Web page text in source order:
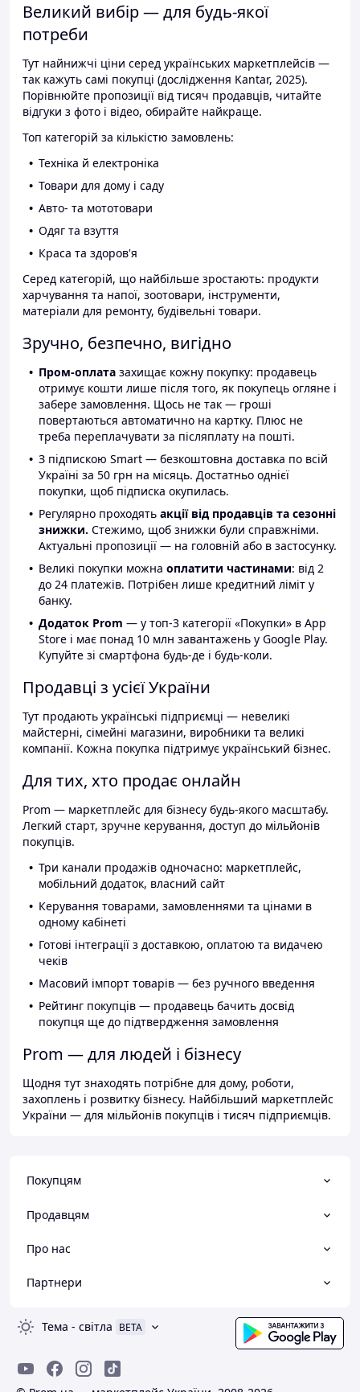
Великий вибір — для будь-якої
потреби
Тут найнижчі ціни серед українських маркетплейсів —
так кажуть самі покупці (дослідження Kantar, 2025).
Порівнюйте пропозиції від тисяч продавців, читайте
відгуки з фото і відео, обирайте найкраще.
Топ категорій за кількістю замовлень:
Техніка й електроніка
Товари для дому і саду
Авто- та мототовари
Одяг та взуття
Краса та здоров'я
Серед категорій, що найбільше зростають: продукти
харчування та напої, зоотовари, інструменти,
матеріали для ремонту, будівельні товари.
Зручно, безпечно, вигідно
Пром-оплата захищає кожну покупку: продавець
отримує кошти лише після того, як покупець огляне і
забере замовлення. Щось не так — гроші
повертаються автоматично на картку. Плюс не
треба переплачувати за післяплату на пошті.
З підпискою Smart — безкоштовна доставка по всій
Україні за 50 грн на місяць. Достатньо однієї
покупки, щоб підписка окупилась.
Регулярно проходять акції від продавців та сезонні
знижки. Стежимо, щоб знижки були справжніми.
Актуальні пропозиції — на головній або в застосунку.
Великі покупки можна оплатити частинами: від 2
до 24 платежів. Потрібен лише кредитний ліміт у
банку.
Додаток Prom — у топ-3 категорії «Покупки» в App
Store і має понад 10 млн завантажень у Google Play.
Купуйте зі смартфона будь-де і будь-коли.
Продавці з усієї України
Тут продають українські підприємці — невеликі
майстерні, сімейні магазини, виробники та великі
компанії. Кожна покупка підтримує український бізнес.
Для тих, хто продає онлайн
Prom — маркетплейс для бізнесу будь-якого масштабу.
Легкий старт, зручне керування, доступ до мільйонів
покупців.
Три канали продажів одночасно: маркетплейс,
мобільний додаток, власний сайт
Керування товарами, замовленнями та цінами в
одному кабінеті
Готові інтеграції з доставкою, оплатою та видачею
чеків
Масовий імпорт товарів — без ручного введення
Рейтинг покупців — продавець бачить досвід
покупця ще до підтвердження замовлення
Prom — для людей і бізнесу
Щодня тут знаходять потрібне для дому, роботи,
захоплень і розвитку бізнесу. Найбільший маркетплейс
України — для мільйонів покупців і тисяч підприємців.
Покупцям
Продавцям
Про нас
Партнери
Тема - світла BETA